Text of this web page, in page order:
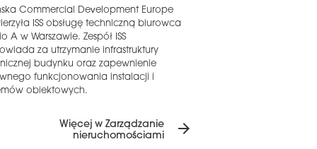
Commercial Development Europe
ISS obsługę techniczną biurowca
A w Warszawie. Zespół ISS
za utrzymanie infrastruktury
budynku oraz zapewnienie
funkcjonowania instalacji i
obiektowych.
SKRZYDŁAMI SAVILLSA
Więcej w Zarządzanie
nieruchomościami
arrow_forward